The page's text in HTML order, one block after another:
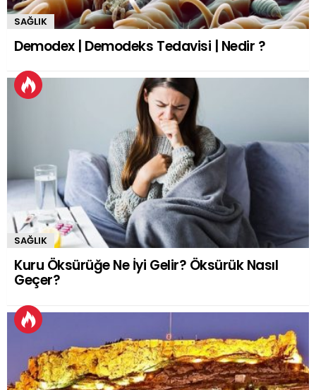
SAĞLIK
Demodex | Demodeks Tedavisi | Nedir ?
SAĞLIK
Kuru Öksürüğe Ne İyi Gelir? Öksürük Nasıl
Geçer?